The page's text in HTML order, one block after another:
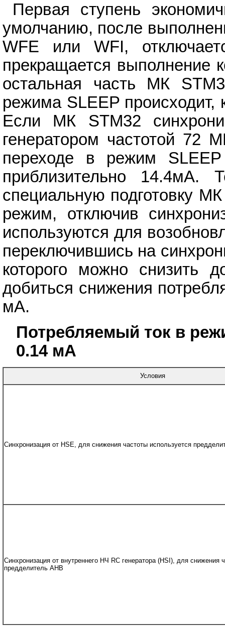
Первая ступень
умолчанию, после
WFE или WFI,
прекращается выполнение
остальная часть МК
режима SLEEP происходит,
Если МК STM32
генератором частотой 72
переходе в режим
приблизительно
специальную подготовку
режим, отключив
используются для
переключившись на
которого можно
добиться снижения
мА.
Потребляемый ток в
0.14 мА
Условия
Синхронизация от HSE, для снижения частоты используется
Синхронизация от внутреннего НЧ RC генератора (HSI), для снижения
предделитель AHB